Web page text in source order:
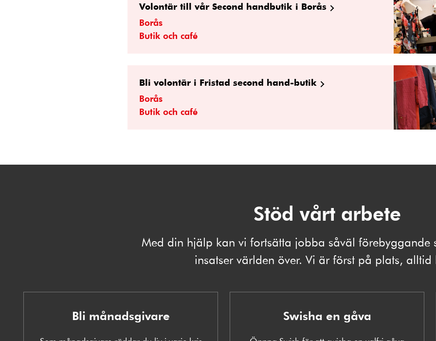
Volontär till vår Second handbutik i Borås
Borås
Butik och café
Bli volontär i Fristad second hand-butik
Borås
Butik och café
Stöd vårt arbete
Med din hjälp kan vi fortsätta jobba såväl förebyggande
insatser världen över. Vi är först på plats, alltid
Bli månadsgivare Swisha en gåva